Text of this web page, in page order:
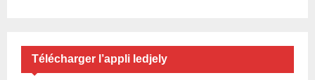
Télécharger l’appli ledjely